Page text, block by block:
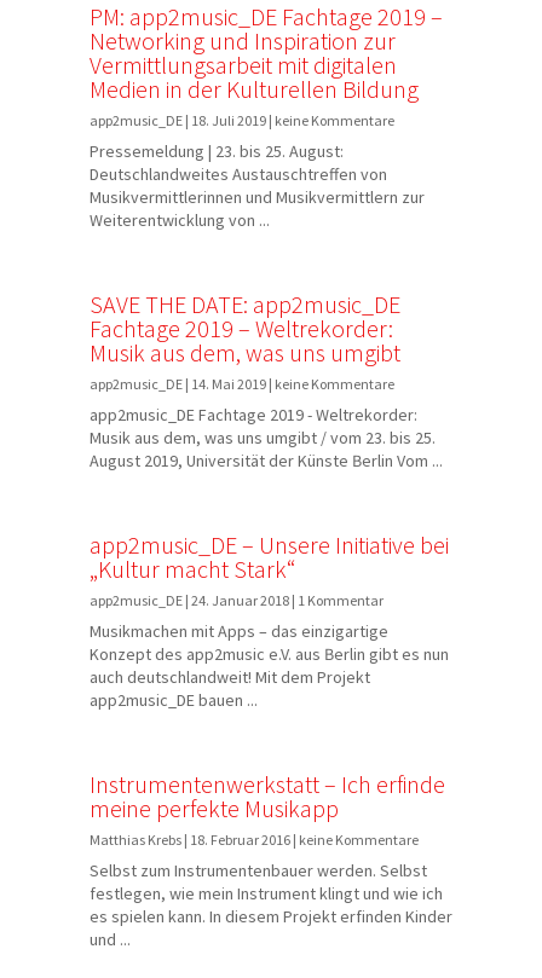
PM: app2music_DE Fachtage 2019 –
Networking und Inspiration zur
Vermittlungsarbeit mit digitalen
Medien in der Kulturellen Bildung
app2music_DE | 18. Juli 2019 | keine Kommentare
Pressemeldung | 23. bis 25. August:
Deutschlandweites Austauschtreffen von
Musikvermittlerinnen und Musikvermittlern zur
Weiterentwicklung von ...
SAVE THE DATE: app2music_DE
Fachtage 2019 – Weltrekorder:
Musik aus dem, was uns umgibt
app2music_DE | 14. Mai 2019 | keine Kommentare
app2music_DE Fachtage 2019 - Weltrekorder:
Musik aus dem, was uns umgibt / vom 23. bis 25.
August 2019, Universität der Künste Berlin Vom ...
app2music_DE – Unsere Initiative bei
„Kultur macht Stark“
app2music_DE | 24. Januar 2018 | 1 Kommentar
Musikmachen mit Apps – das einzigartige
Konzept des app2music e.V. aus Berlin gibt es nun
auch deutschlandweit! Mit dem Projekt
app2music_DE bauen ...
Instrumentenwerkstatt – Ich erfinde
meine perfekte Musikapp
Matthias Krebs | 18. Februar 2016 | keine Kommentare
Selbst zum Instrumentenbauer werden. Selbst
festlegen, wie mein Instrument klingt und wie ich
es spielen kann. In diesem Projekt erfinden Kinder
und ...